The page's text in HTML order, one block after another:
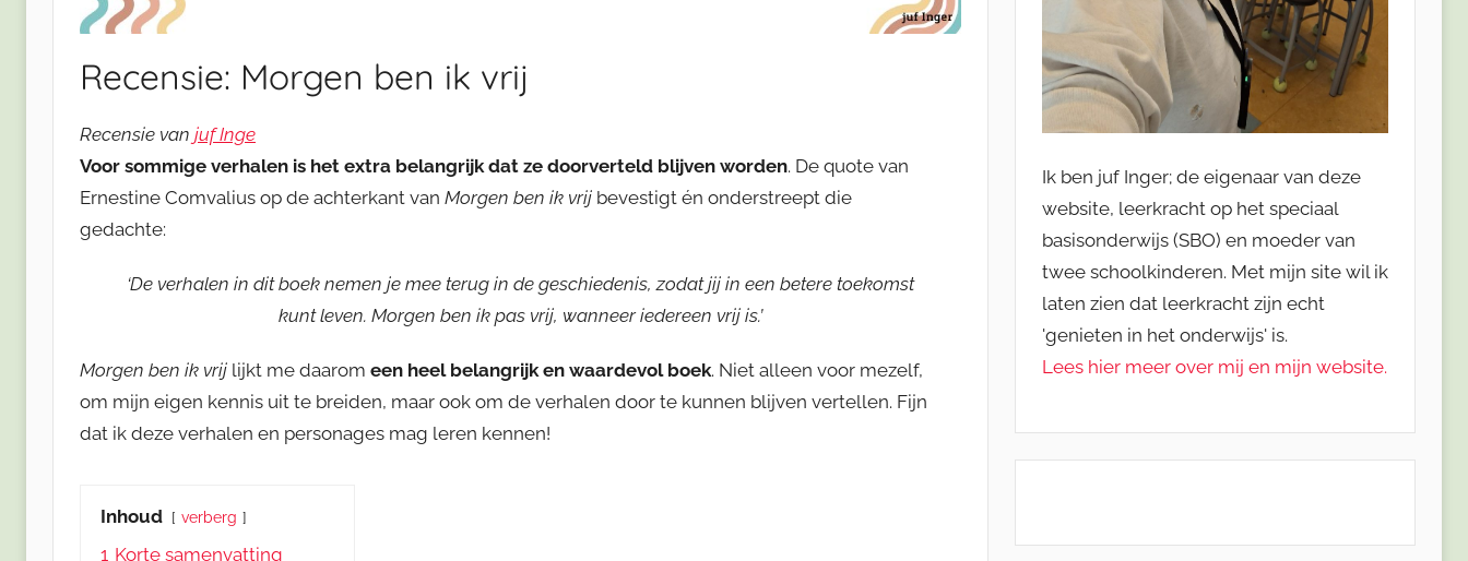
Recensie: Morgen ben ik vrij
Recensie van juf Inge
Voor sommige verhalen is het extra belangrijk dat ze doorverteld blijven worden. De quote van
Ernestine Comvalius op de achterkant van Morgen ben ik vrij bevestigt én onderstreept die
gedachte:
‘De verhalen in dit boek nemen je mee terug in de geschiedenis, zodat jij in een betere toekomst
kunt leven. Morgen ben ik pas vrij, wanneer iedereen vrij is.’
Morgen ben ik vrij lijkt me daarom een heel belangrijk en waardevol boek. Niet alleen voor mezelf,
om mijn eigen kennis uit te breiden, maar ook om de verhalen door te kunnen blijven vertellen. Fijn
dat ik deze verhalen en personages mag leren kennen!
Inhoud verberg
1 Korte samenvatting
Ik ben juf Inger; de eigenaar van deze
website, leerkracht op het speciaal
basisonderwijs (SBO) en moeder van
twee schoolkinderen. Met mijn site wil ik
laten zien dat leerkracht zijn echt
'genieten in het onderwijs' is.
Lees hier meer over mij en mijn website.